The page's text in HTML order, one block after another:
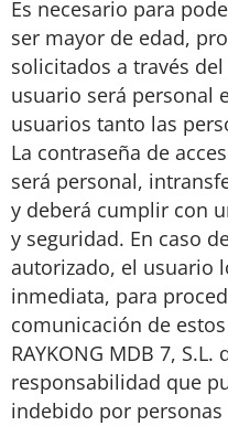
Es necesario para
ser mayor de edad,
solicitados a través
usuario será personal
usuarios tanto las
La contraseña de
será personal,
y deberá cumplir con
y seguridad. En caso
autorizado, el usuario
inmediata, para
comunicación de
RAYKONG MDB 7,
responsabilidad que
indebido por personas